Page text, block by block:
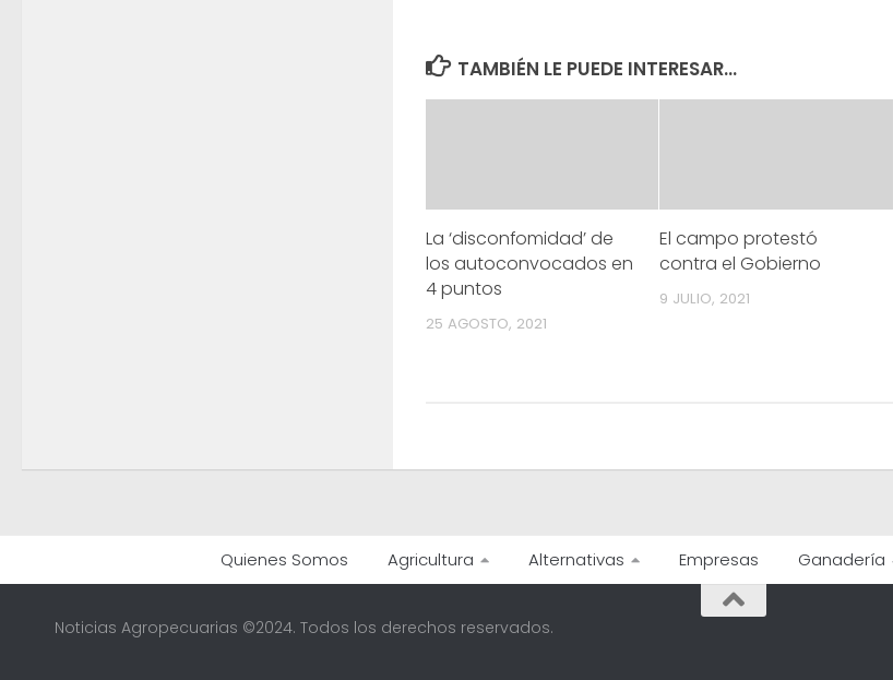
TAMBIÉN LE PUEDE INTERESAR...
La ‘disconfomidad’ de
los autoconvocados en
4 puntos
25 AGOSTO, 2021
El campo protestó
contra el Gobierno
9 JULIO, 2021
Quienes Somos Agricultura Alternativas Empresas Ganadería
Noticias Agropecuarias ©2024. Todos los derechos reservados.